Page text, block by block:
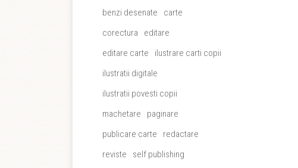
benzi desenate
carte
corectura
editare
editare carte
ilustrare carti copii
ilustratii digitale
ilustratii povesti copii
machetare
paginare
publicare carte
redactare
reviste
self publishing